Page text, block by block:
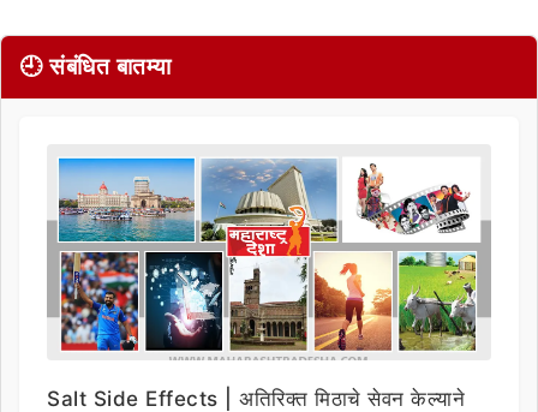
🕘 संबंधित बातम्या
Salt Side Effects | अतिरिक्त मिठाचे सेवन केल्याने